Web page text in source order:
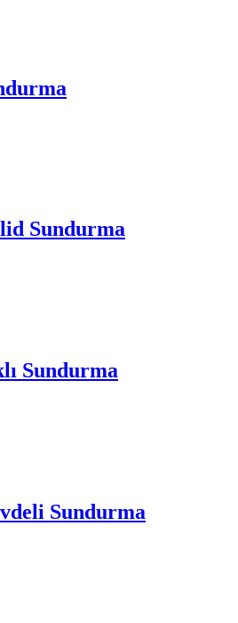
Sundurma
Sundurma
Sundurma